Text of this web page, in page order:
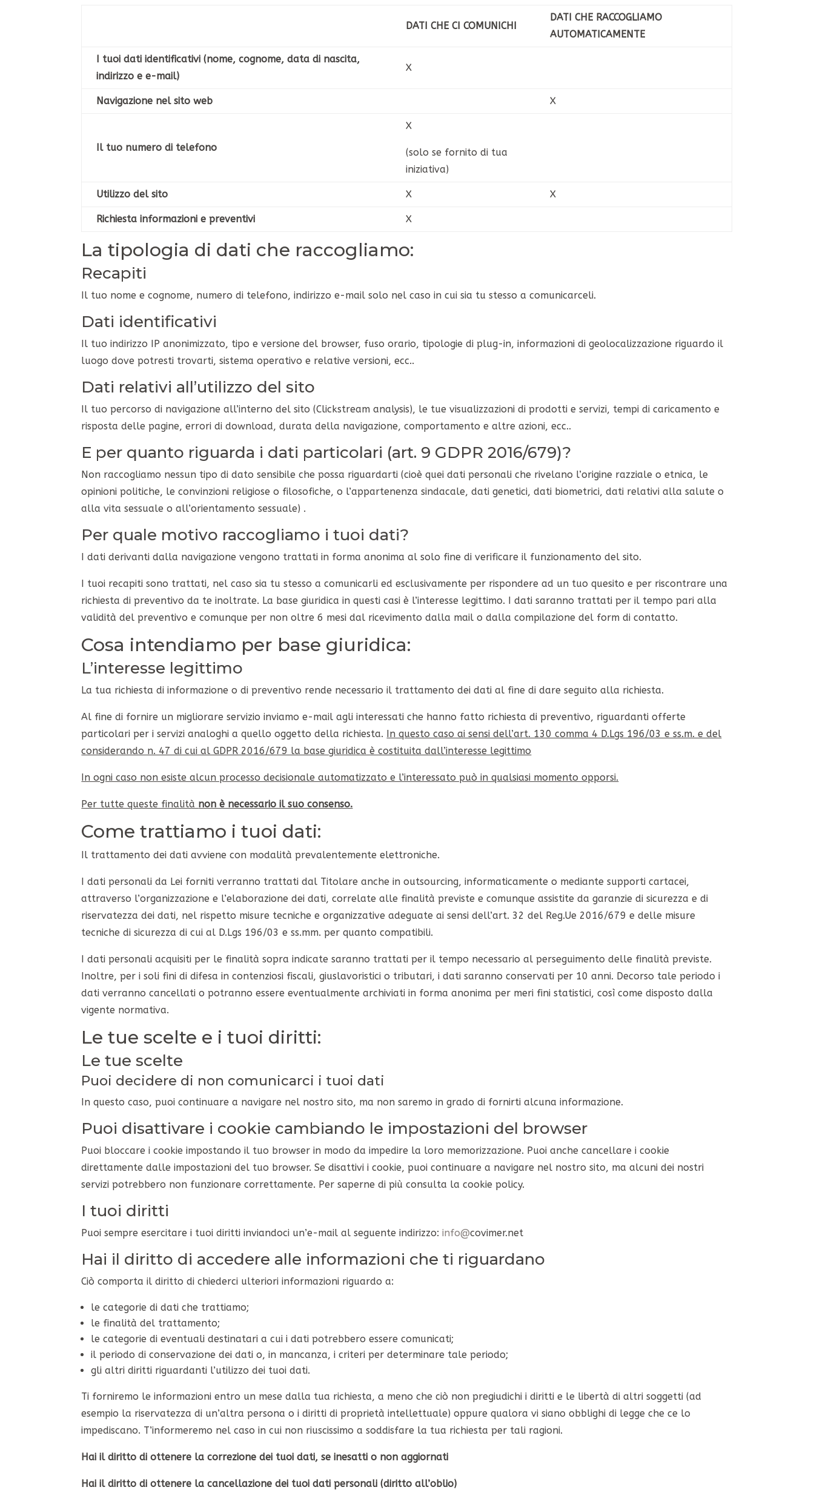
DATI CHE CI COMUNICHI
DATI CHE RACCOGLIAMO
AUTOMATICAMENTE
I tuoi dati identificativi (nome, cognome, data di nascita,
indirizzo e e-mail)
X
Navigazione nel sito web X
Il tuo numero di telefono
X
(solo se fornito di tua
iniziativa)
Utilizzo del sito X X
Richiesta informazioni e preventivi X
La tipologia di dati che raccogliamo:
Recapiti
Il tuo nome e cognome, numero di telefono, indirizzo e-mail solo nel caso in cui sia tu stesso a comunicarceli.
Dati identificativi
Il tuo indirizzo IP anonimizzato, tipo e versione del browser, fuso orario, tipologie di plug-in, informazioni di geolocalizzazione riguardo il
luogo dove potresti trovarti, sistema operativo e relative versioni, ecc..
Dati relativi all’utilizzo del sito
Il tuo percorso di navigazione all’interno del sito (Clickstream analysis), le tue visualizzazioni di prodotti e servizi, tempi di caricamento e
risposta delle pagine, errori di download, durata della navigazione, comportamento e altre azioni, ecc..
E per quanto riguarda i dati particolari (art. 9 GDPR 2016/679)?
Non raccogliamo nessun tipo di dato sensibile che possa riguardarti (cioè quei dati personali che rivelano l’origine razziale o etnica, le
opinioni politiche, le convinzioni religiose o filosofiche, o l’appartenenza sindacale, dati genetici, dati biometrici, dati relativi alla salute o
alla vita sessuale o all’orientamento sessuale) .
Per quale motivo raccogliamo i tuoi dati?
I dati derivanti dalla navigazione vengono trattati in forma anonima al solo fine di verificare il funzionamento del sito.
I tuoi recapiti sono trattati, nel caso sia tu stesso a comunicarli ed esclusivamente per rispondere ad un tuo quesito e per riscontrare una
richiesta di preventivo da te inoltrate. La base giuridica in questi casi è l’interesse legittimo. I dati saranno trattati per il tempo pari alla
validità del preventivo e comunque per non oltre 6 mesi dal ricevimento dalla mail o dalla compilazione del form di contatto.
Cosa intendiamo per base giuridica:
L’interesse legittimo
La tua richiesta di informazione o di preventivo rende necessario il trattamento dei dati al fine di dare seguito alla richiesta.
Al fine di fornire un migliorare servizio inviamo e-mail agli interessati che hanno fatto richiesta di preventivo, riguardanti offerte
particolari per i servizi analoghi a quello oggetto della richiesta. In questo caso ai sensi dell’art. 130 comma 4 D.Lgs 196/03 e ss.m. e del
considerando n. 47 di cui al GDPR 2016/679 la base giuridica è costituita dall’interesse legittimo
In ogni caso non esiste alcun processo decisionale automatizzato e l’interessato può in qualsiasi momento opporsi.
Per tutte queste finalità non è necessario il suo consenso.
Come trattiamo i tuoi dati:
Il trattamento dei dati avviene con modalità prevalentemente elettroniche.
I dati personali da Lei forniti verranno trattati dal Titolare anche in outsourcing, informaticamente o mediante supporti cartacei,
attraverso l’organizzazione e l’elaborazione dei dati, correlate alle finalità previste e comunque assistite da garanzie di sicurezza e di
riservatezza dei dati, nel rispetto misure tecniche e organizzative adeguate ai sensi dell’art. 32 del Reg.Ue 2016/679 e delle misure
tecniche di sicurezza di cui al D.Lgs 196/03 e ss.mm. per quanto compatibili.
I dati personali acquisiti per le finalità sopra indicate saranno trattati per il tempo necessario al perseguimento delle finalità previste.
Inoltre, per i soli fini di difesa in contenziosi fiscali, giuslavoristici o tributari, i dati saranno conservati per 10 anni. Decorso tale periodo i
dati verranno cancellati o potranno essere eventualmente archiviati in forma anonima per meri fini statistici, così come disposto dalla
vigente normativa.
Le tue scelte e i tuoi diritti:
Le tue scelte
Puoi decidere di non comunicarci i tuoi dati
In questo caso, puoi continuare a navigare nel nostro sito, ma non saremo in grado di fornirti alcuna informazione.
Puoi disattivare i cookie cambiando le impostazioni del browser
Puoi bloccare i cookie impostando il tuo browser in modo da impedire la loro memorizzazione. Puoi anche cancellare i cookie
direttamente dalle impostazioni del tuo browser. Se disattivi i cookie, puoi continuare a navigare nel nostro sito, ma alcuni dei nostri
servizi potrebbero non funzionare correttamente. Per saperne di più consulta la cookie policy.
I tuoi diritti
Puoi sempre esercitare i tuoi diritti inviandoci un’e-mail al seguente indirizzo:info@covimer.net
Hai il diritto di accedere alle informazioni che ti riguardano
Ciò comporta il diritto di chiederci ulteriori informazioni riguardo a:
le categorie di dati che trattiamo;
le finalità del trattamento;
le categorie di eventuali destinatari a cui i dati potrebbero essere comunicati;
il periodo di conservazione dei dati o, in mancanza, i criteri per determinare tale periodo;
gli altri diritti riguardanti l’utilizzo dei tuoi dati.
Ti forniremo le informazioni entro un mese dalla tua richiesta, a meno che ciò non pregiudichi i diritti e le libertà di altri soggetti (ad
esempio la riservatezza di un’altra persona o i diritti di proprietà intellettuale) oppure qualora vi siano obblighi di legge che ce lo
impediscano. T’informeremo nel caso in cui non riuscissimo a soddisfare la tua richiesta per tali ragioni.
Hai il diritto di ottenere la correzione dei tuoi dati, se inesatti o non aggiornati
Hai il diritto di ottenere la cancellazione dei tuoi dati personali (diritto all’oblio)